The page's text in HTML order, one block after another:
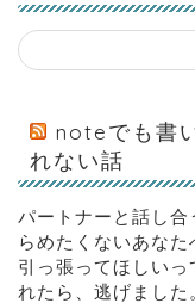
noteでも書
れない話
パートナーと話し合
らめたくないあなた
引っ張ってほしい
れたら、逃げました